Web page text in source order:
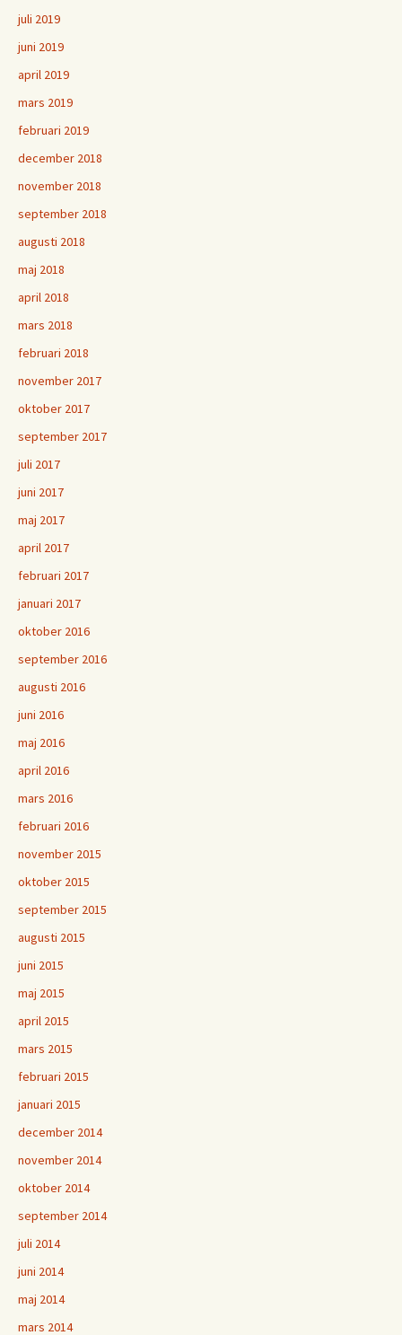
juli 2019
juni 2019
april 2019
mars 2019
februari 2019
december 2018
november 2018
september 2018
augusti 2018
maj 2018
april 2018
mars 2018
februari 2018
november 2017
oktober 2017
september 2017
juli 2017
juni 2017
maj 2017
april 2017
februari 2017
januari 2017
oktober 2016
september 2016
augusti 2016
juni 2016
maj 2016
april 2016
mars 2016
februari 2016
november 2015
oktober 2015
september 2015
augusti 2015
juni 2015
maj 2015
april 2015
mars 2015
februari 2015
januari 2015
december 2014
november 2014
oktober 2014
september 2014
juli 2014
juni 2014
maj 2014
mars 2014